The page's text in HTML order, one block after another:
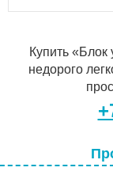
Купить
недорого